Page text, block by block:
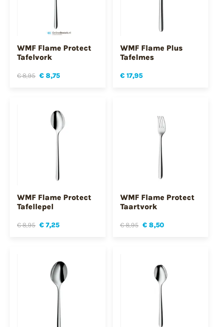
WMF Flame Protect
Tafelvork
€ 8,95 € 8,75
WMF Flame Plus
Tafelmes
€ 17,95
WMF Flame Protect
Tafellepel
€ 8,95 € 7,25
WMF Flame Protect
Taartvork
€ 8,95 € 8,50